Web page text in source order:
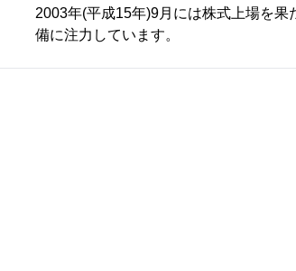
2003年(平成15年)9月には株式上場を
備に注力しています。